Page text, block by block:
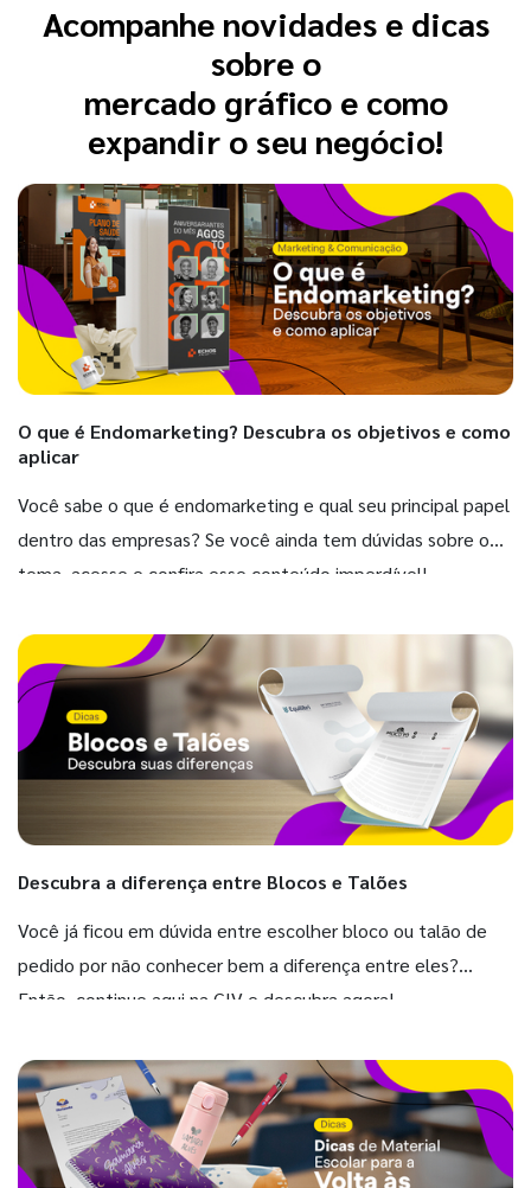
Acompanhe novidades e dicas
sobre o
mercado gráfico e como
expandir o seu negócio!
O que é Endomarketing? Descubra os objetivos e como
aplicar
Você sabe o que é endomarketing e qual seu principal papel
dentro das empresas? Se você ainda tem dúvidas sobre o
tema, acesse e confira esse conteúdo imperdível!
Descubra a diferença entre Blocos e Talões
Você já ficou em dúvida entre escolher bloco ou talão de
pedido por não conhecer bem a diferença entre eles?
Então, continue aqui na GIV e descubra agora!